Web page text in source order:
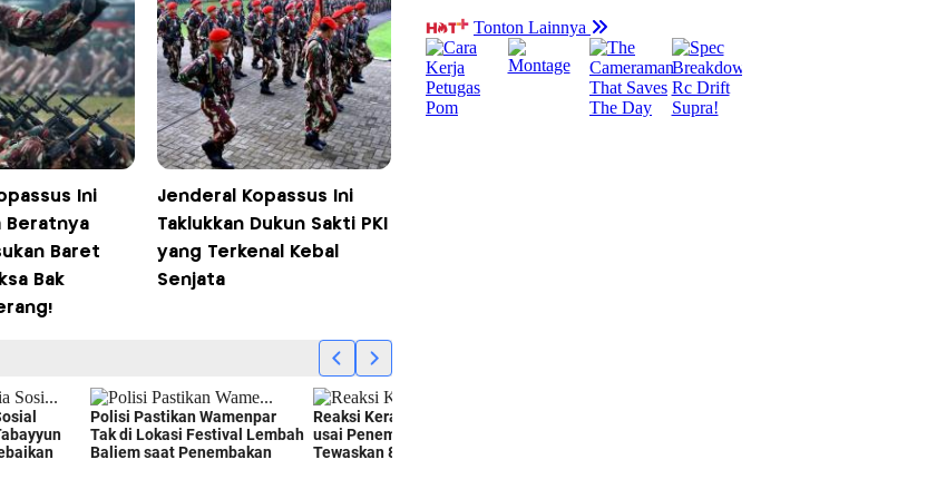
Ini
Beratnya
Baret
Bak
Jenderal Kopassus Ini
Taklukkan Dukun Sakti PKI
yang Terkenal Kebal
Senjata